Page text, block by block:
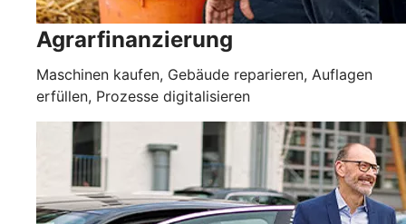
Agrarfinanzierung
Maschinen kaufen, Gebäude reparieren, Auflagen
erfüllen, Prozesse digitalisieren